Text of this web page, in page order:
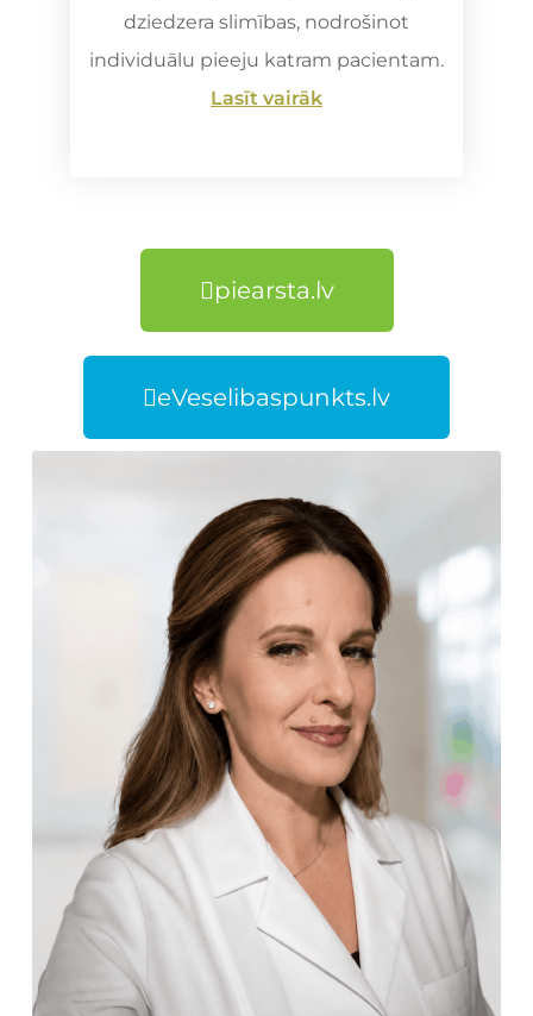
dziedzera slimības, nodrošinot
individuālu pieeju katram pacientam.
Lasīt vairāk
piearsta.lv
eVeselibaspunkts.lv